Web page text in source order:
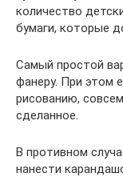
количество
бумаги, которые
Самый простой
фанеру. При этом
рисованию,
сделанное.
В противном
нанести